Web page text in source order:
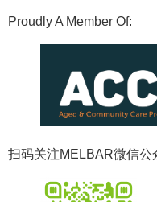
Proudly A Member Of:
扫码关注MELBAR微信公